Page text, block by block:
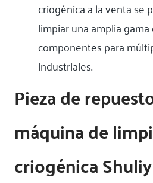
criogénica a la venta se
limpiar una amplia
componentes para
industriales.
Pieza de
máquina de
criogénica